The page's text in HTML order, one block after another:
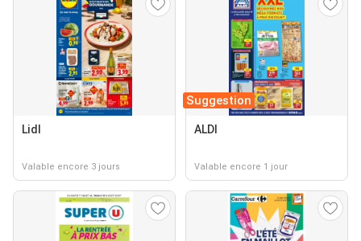
Lidl
Valable encore 3 jours
Suggestion
ALDI
Valable encore 1 jour